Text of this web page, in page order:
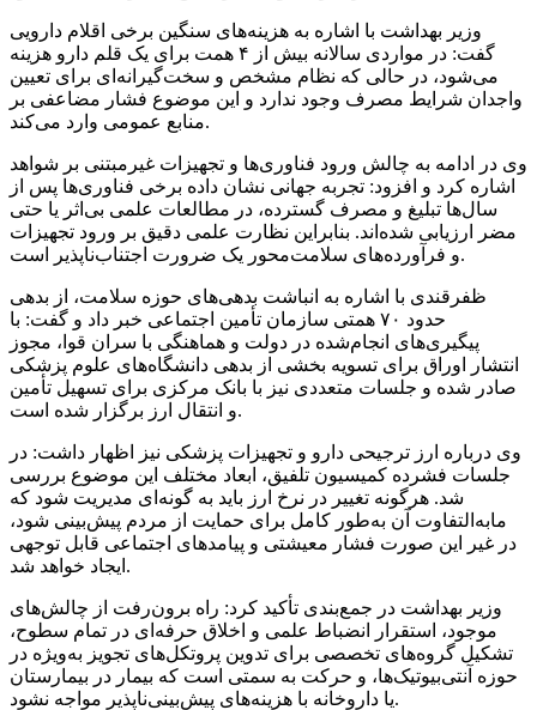
وزیر بهداشت با اشاره به هزینه‌های سنگین برخی اقلام دارویی
گفت: در مواردی سالانه بیش از ۴ همت برای یک قلم دارو هزینه
می‌شود، در حالی که نظام مشخص و سخت‌گیرانه‌ای برای تعیین
واجدان شرایط مصرف وجود ندارد و این موضوع فشار مضاعفی بر
منابع عمومی وارد می‌کند.
وی در ادامه به چالش ورود فناوری‌ها و تجهیزات غیرمبتنی بر شواهد
اشاره کرد و افزود: تجربه جهانی نشان داده برخی فناوری‌ها پس از
سال‌ها تبلیغ و مصرف گسترده، در مطالعات علمی بی‌اثر یا حتی
مضر ارزیابی شده‌اند. بنابراین نظارت علمی دقیق بر ورود تجهیزات
و فرآورده‌های سلامت‌محور یک ضرورت اجتناب‌ناپذیر است.
ظفرقندی با اشاره به انباشت بدهی‌های حوزه سلامت، از بدهی
حدود ۷۰ همتی سازمان تأمین اجتماعی خبر داد و گفت: با
پیگیری‌های انجام‌شده در دولت و هماهنگی با سران قوا، مجوز
انتشار اوراق برای تسویه بخشی از بدهی دانشگاه‌های علوم پزشکی
صادر شده و جلسات متعددی نیز با بانک مرکزی برای تسهیل تأمین
و انتقال ارز برگزار شده است.
وی درباره ارز ترجیحی دارو و تجهیزات پزشکی نیز اظهار داشت: در
جلسات فشرده کمیسیون تلفیق، ابعاد مختلف این موضوع بررسی
شد. هرگونه تغییر در نرخ ارز باید به‌ گونه‌ای مدیریت شود که
مابه‌التفاوت آن به‌طور کامل برای حمایت از مردم پیش‌بینی شود،
در غیر این صورت فشار معیشتی و پیامدهای اجتماعی قابل توجهی
ایجاد خواهد شد.
وزیر بهداشت در جمع‌بندی تأکید کرد: راه برون‌رفت از چالش‌های
موجود، استقرار انضباط علمی و اخلاق حرفه‌ای در تمام سطوح،
تشکیل گروه‌های تخصصی برای تدوین پروتکل‌های تجویز به‌ویژه در
حوزه آنتی‌بیوتیک‌ها، و حرکت به سمتی است که بیمار در بیمارستان
یا داروخانه با هزینه‌های پیش‌بینی‌ناپذیر مواجه نشود.